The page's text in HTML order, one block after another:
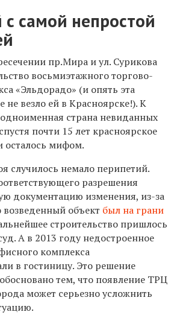
самой непростой
пр.Мира и ул. Сурикова
восьмиэтажного торгово-
«Эльдорадо» (и опять эта
везло ей в Красноярске!). К
страна невиданных
почти 15 лет красноярское
осталось мифом.
случилось немало перипетий.
разрешения
документацию изменения, из-за
возведенный объект был на грани
строительство пришлось
А в 2013 году недостроенное
комплекса
в гостиницу. Это решение
тем, что появление ТРЦ
может серьезно усложнить